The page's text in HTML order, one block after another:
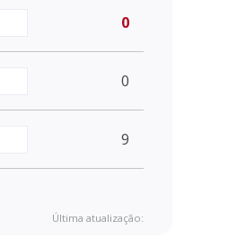
0
0
9
Última atualização: